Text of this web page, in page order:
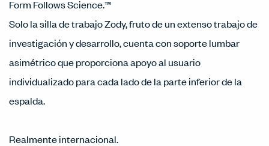
Form Follows Science.™
Solo la silla de trabajo Zody, fruto de un extenso trabajo de
investigación y desarrollo, cuenta con soporte lumbar
asimétrico que proporciona apoyo al usuario
individualizado para cada lado de la parte inferior de la
espalda.
Realmente internacional.